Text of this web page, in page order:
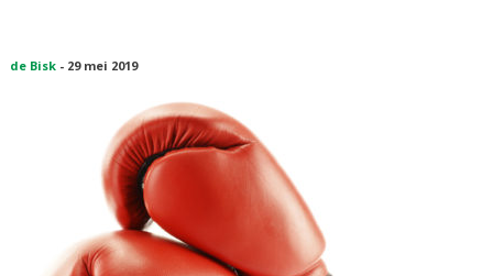
de Bisk - 29 mei 2019